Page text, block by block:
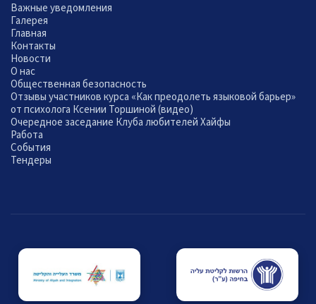
Важные уведомления
Галерея
Главная
Контакты
Новости
О нас
Общественная безопасность
Отзывы участников курса «Как преодолеть языковой барьер»
от психолога Ксении Торшиной (видео)
Очередное заседание Клуба любителей Хайфы
Работа
События
Тендеры